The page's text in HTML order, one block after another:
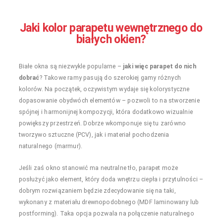
Jaki kolor parapetu wewnętrznego do
białych okien?
Białe okna są niezwykle popularne – jaki więc parapet do nich
dobrać? Takowe ramy pasują do szerokiej gamy różnych
kolorów. Na początek, oczywistym wydaje się kolorystyczne
dopasowanie obydwóch elementów – pozwoli to na stworzenie
spójnej i harmonijnej kompozycji, która dodatkowo wizualnie
powiększy przestrzeń. Dobrze wkomponuje się tu zarówno
tworzywo sztuczne (PCV), jak i materiał pochodzenia
naturalnego (marmur).
Jeśli zaś okno stanowić ma neutralne tło, parapet może
posłużyć jako element, który doda wnętrzu ciepła i przytulności –
dobrym rozwiązaniem będzie zdecydowanie się na taki,
wykonany z materiału drewnopodobnego (MDF laminowany lub
postforming). Taka opcja pozwala na połączenie naturalnego